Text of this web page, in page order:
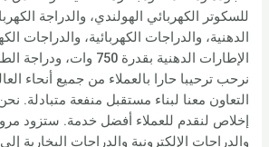
للسكوتر الكهربائي الهولندي، والدراجة
الدهنية، والدراجات الكهربائية، والدراجات
الإطارات الدهنية بقدرة 750
نرحب ترحيبا حارا بالعملاء من جميع أنحاء
التعاون معنا لبناء مستقبل منفعة متبادلة.
إخلاص لنقدم للعملاء أفضل خدمة. ستزود
والدراجات الإلكترونية والدراجات البخارية